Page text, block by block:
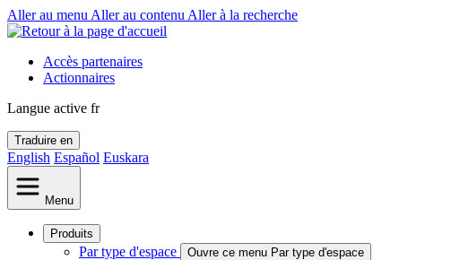
Aller au menu Aller au contenu Aller à la recherche
Accès partenaires
Actionnaires
Langue active fr
Traduire en
English Español Euskara
Menu
Produits
Par type d'espace Ouvre ce menu Par type d'espace